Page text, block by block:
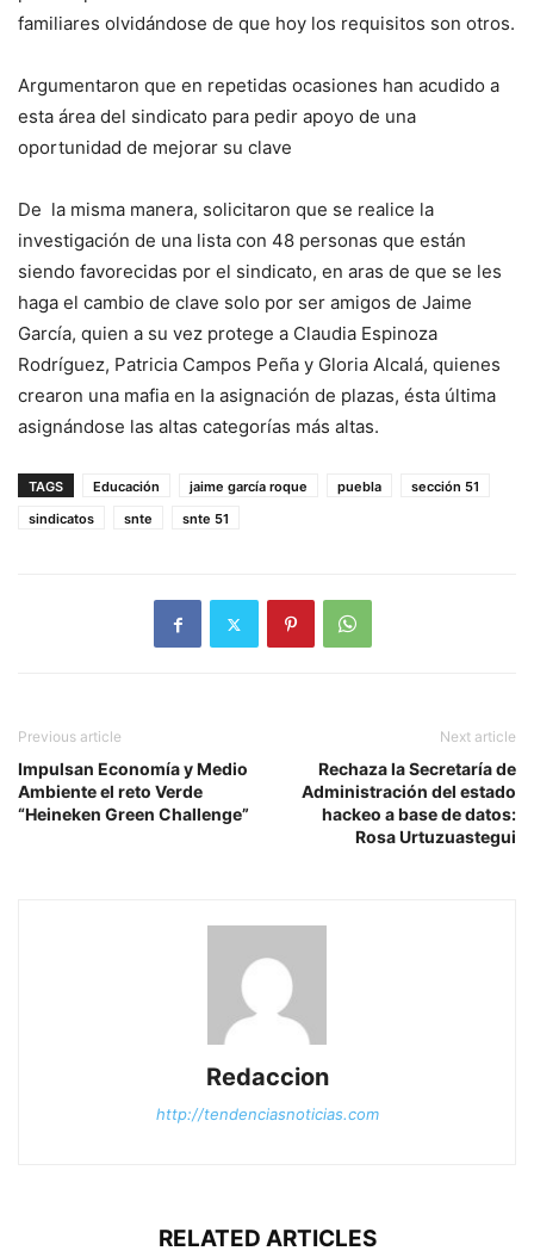
familiares olvidándose de que hoy los requisitos son otros.
Argumentaron que en repetidas ocasiones han acudido a
esta área del sindicato para pedir apoyo de una
oportunidad de mejorar su clave
De la misma manera, solicitaron que se realice la
investigación de una lista con 48 personas que están
siendo favorecidas por el sindicato, en aras de que se les
haga el cambio de clave solo por ser amigos de Jaime
García, quien a su vez protege a Claudia Espinoza
Rodríguez, Patricia Campos Peña y Gloria Alcalá, quienes
crearon una mafia en la asignación de plazas, ésta última
asignándose las altas categorías más altas.
TAGS Educación jaime garcía roque puebla
sección 51
sindicatos
snte snte 51
Previous article
Impulsan Economía y Medio
Ambiente el reto Verde
“Heineken Green Challenge”
Next article
Rechaza la Secretaría de
Administración del estado
hackeo a base de datos:
Rosa Urtuzuastegui
Redaccion
http://tendenciasnoticias.com
RELATED ARTICLES